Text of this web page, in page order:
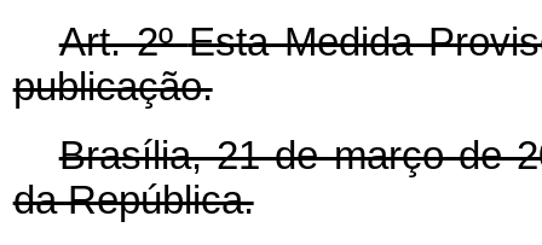
Art. 2ºEsta Medida
publicação.
Brasília, 21 de março de
da República.